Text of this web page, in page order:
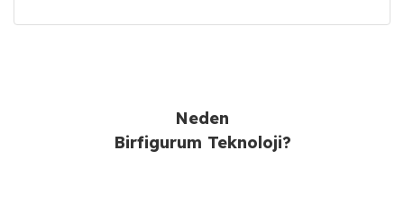
Neden
Birfigurum Teknoloji?